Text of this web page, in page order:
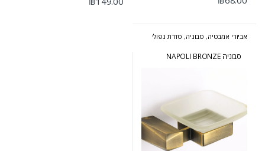
אביזרי אמבטיה, סבוניה, סדרת נפולי
סבוניה NAPOLI BRONZE